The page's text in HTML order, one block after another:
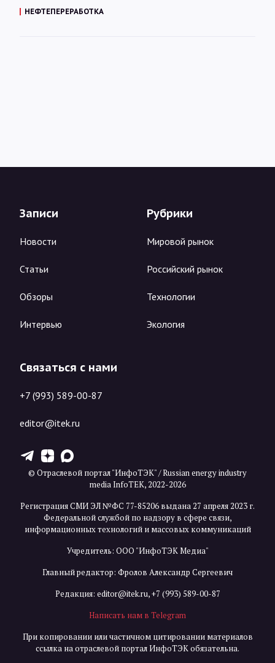
НЕФТЕПЕРЕРАБОТКА
Записи
Новости
Статьи
Обзоры
Интервью
Рубрики
Мировой рынок
Российский рынок
Технологии
Экология
Связаться с нами
+7 (993) 589-00-87
editor@itek.ru
T Z X
© Отраслевой портал "ИнфоТЭК" / Russian energy industry
media InfoTEK, 2022-2026
Регистрация СМИ ЭЛ №ФС 77-85206 выдана 27 апреля 2023 г.
Федеральной службой по надзору в сфере связи,
информационных технологий и массовых коммуникаций
Учредитель: ООО "ИнфоТЭК Медиа"
Главный редактор: Фролов Александр Сергеевич
Редакция: editor@itek.ru,+7 (993) 589-00-87
Написать нам в Telegram
При копировании или частичном цитировании материалов
ссылка на отраслевой портал ИнфоТЭК обязательна.